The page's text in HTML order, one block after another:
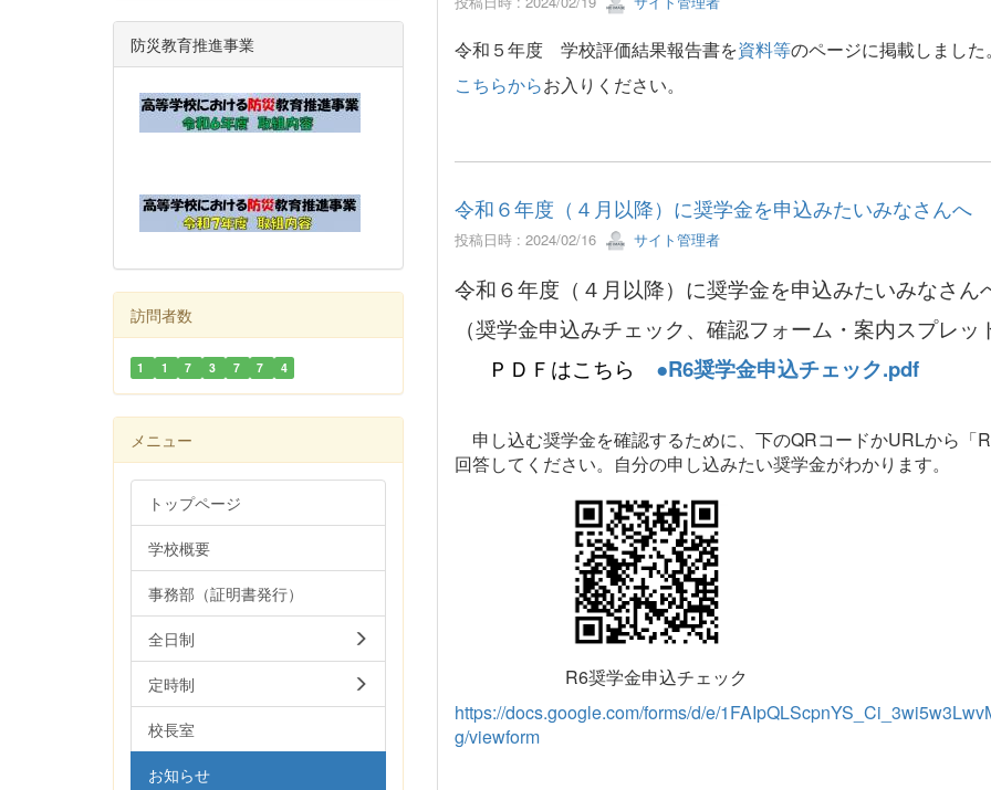
令和５年度 学校評価結果報告書を資料等のページに掲載しました
こちらからお入りください。
令和６年度（４月以降）に奨学金を申込みたいみなさんへ
投稿日時 : 2024/02/16 サイト管理者
令和６年度（４月以降）に奨学金を申込みたいみなさん
（奨学金申込みチェック、確認フォーム・案内スプレッ
ＰＤＦはこちら
●R6奨学金申込チェック.pdf
申し込む奨学金を確認するために、下のQRコードかURLから「
回答してください。自分の申し込みたい奨学金がわかります。
R6奨学金申込チェック
https://docs.google.com/forms/d/e/
g/viewform
防災教育推進事業
訪問者数
1 1 7 3 7 7 4
メニュー
トップページ
学校概要
事務部（証明書発行）
全日制
定時制
校長室
お知らせ